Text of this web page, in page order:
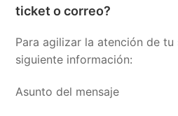
ticket o correo?
Para agilizar la atención de
siguiente información:
Asunto del mensaje